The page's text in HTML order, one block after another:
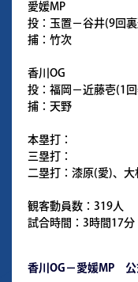
愛媛MP
投：玉置－谷井(9回
捕：竹次
香川OG
投：福岡－近藤壱(1
捕：天野
本塁打：
三塁打：
二塁打：漆原(愛)、大
観客動員数：319人
試合時間：3時間17分
香川OG－愛媛MP 公